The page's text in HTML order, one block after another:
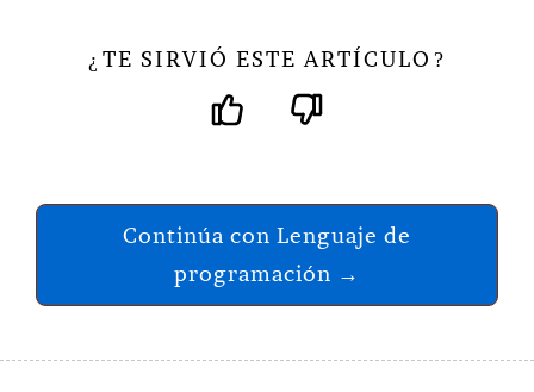
¿ TE SIRVIÓ ESTE ARTÍCULO ?
Continúa con Lenguaje de
programación →